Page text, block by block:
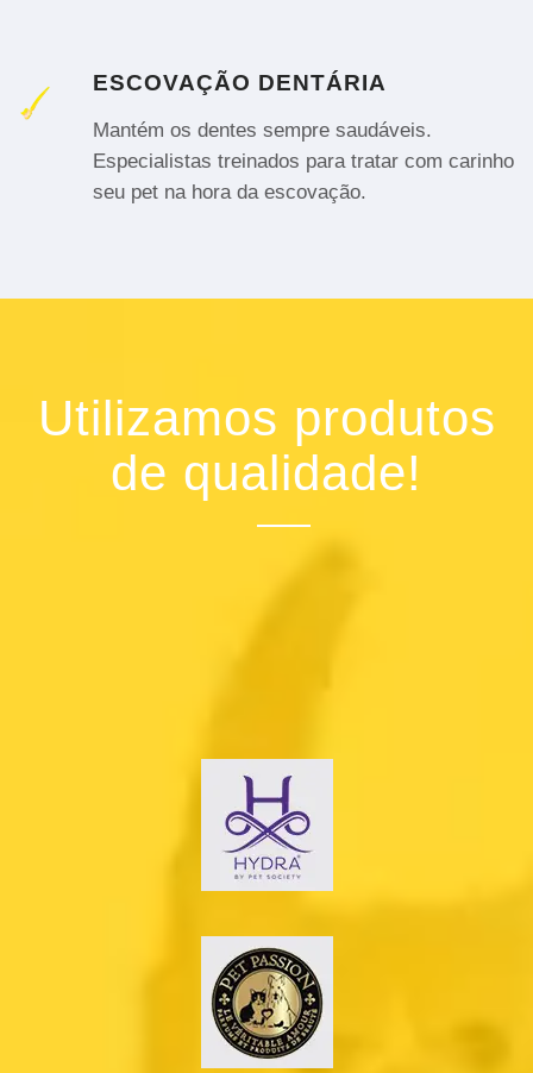
ESCOVAÇÃO DENTÁRIA
Mantém os dentes sempre saudáveis.
Especialistas treinados para tratar com carinho
seu pet na hora da escovação.
Utilizamos produtos
de qualidade!